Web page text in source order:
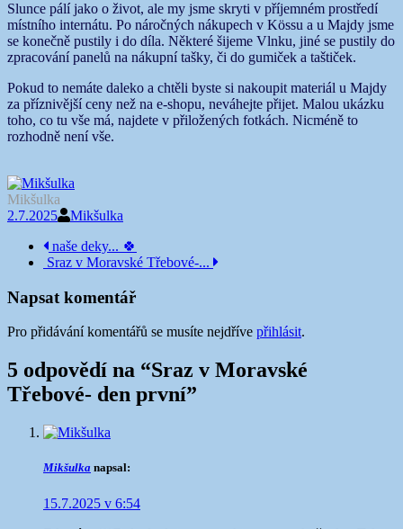
Slunce pálí jako o život, ale my jsme skryti v příjemném prostředí
místního internátu. Po náročných nákupech v Kössu a u Majdy jsme
se konečně pustily i do díla. Některé šijeme Vlnku, jiné se pustily do
zpracování panelů na nákupní tašky, či do gumiček a taštiček.
Pokud to nemáte daleko a chtěli byste si nakoupit materiál u Majdy
za příznivější ceny než na e-shopu, neváhejte přijet. Malou ukázku
toho, co tu vše má, najdete v přiložených fotkách. Nicméně to
rozhodně není vše.
Mikšulka
2.7.2025
Mikšulka
Navigace
příspěvku
naše deky... 🍀
Sraz v Moravské Třebové-...
Napsat komentář
Pro přidávání komentářů se musíte nejdříve přihlásit.
5 odpovědí na “Sraz v Moravské
Třebové- den první”
Mikšulka napsal:
15.7.2025 v 6:54